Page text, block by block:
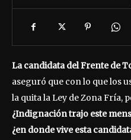
La candidata del Frente de
aseguró que con lo que los
la quita la Ley de Zona Fría,
¿Indignación trajo este
¿en donde vive esta